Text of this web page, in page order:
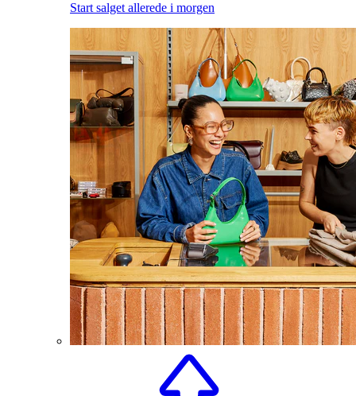
Start salget allerede i morgen